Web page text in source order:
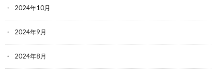
2024年10月
2024年9月
2024年8月